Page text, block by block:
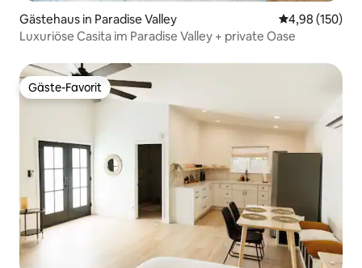
Gästehaus in Paradise Valley
4,98 (150)
Luxuriöse Casita im Paradise Valley + private Oase
Gäste-Favorit
Gäste-Favorit